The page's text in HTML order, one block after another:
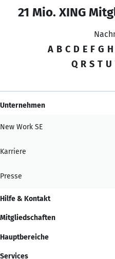
21 Mio. XING
A B C D E F G H
Q R S T U
Unternehmen
New Work SE
Karriere
Presse
Hilfe & Kontakt
Mitgliedschaften
Hauptbereiche
Services